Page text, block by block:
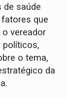
de saúde
que
vereador
políticos,
o tema,
da